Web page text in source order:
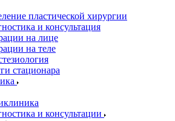
пластической хирургии
и консультация
на лице
на теле
стационара
и консультации